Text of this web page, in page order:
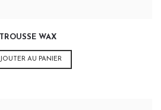
TROUSSE WAX
AU PANIER